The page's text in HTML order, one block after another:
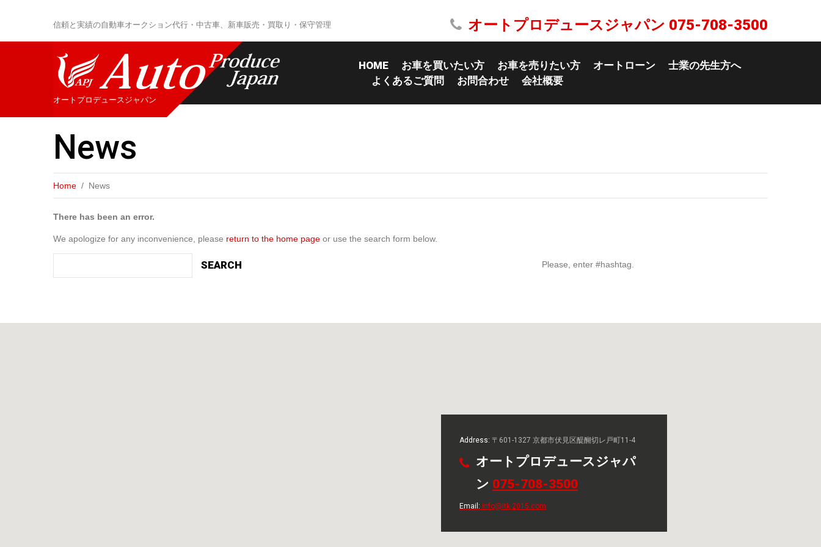
信頼と実績の自動車オークション代行・中古車、新車販売・買取り・保守管理 オートプロデュースジャパン 075-708-3500
オートプロデュースジャパン
HOME お車を買いたい方 お車を売りたい方 オートローン
士業の先生方へ
よくあるご質問
お問合わせ 会社概要
News
Home News
There has been an error.
We apologize for any inconvenience, please return to the home page or use the search form below.
Please, enter #hashtag.
Address: 〒601-1327 京都市伏見区醍醐切レ戸町11-4
オートプロデュースジャパ
ン 075-708-3500
Email: info@itk-2015.com